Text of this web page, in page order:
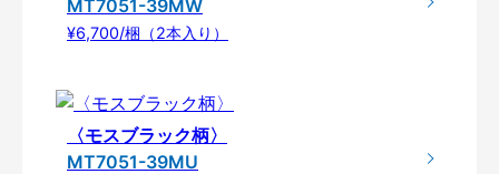
MT7051-39MW
¥6,700/梱（2本入り）
〈モスブラック柄〉
MT7051-39MU